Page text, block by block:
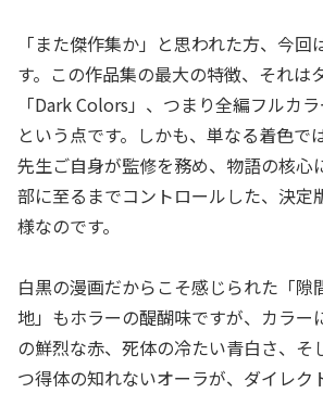
「また傑作集か」と思われた方、今回
す。この作品集の最大の特徴、それは
「Dark Colors」、つまり全編フルカ
という点です。しかも、単なる着色で
先生ご自身が監修を務め、物語の核心
部に至るまでコントロールした、決定
様なのです。
白黒の漫画だからこそ感じられた「隙
地」もホラーの醍醐味ですが、カラー
の鮮烈な赤、死体の冷たい青白さ、そ
つ得体の知れないオーラが、ダイレク